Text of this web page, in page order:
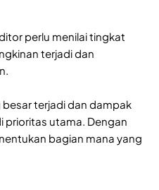
perlu menilai tingkat
terjadi dan
besar terjadi dan dampak
prioritas utama. Dengan
bagian mana yang